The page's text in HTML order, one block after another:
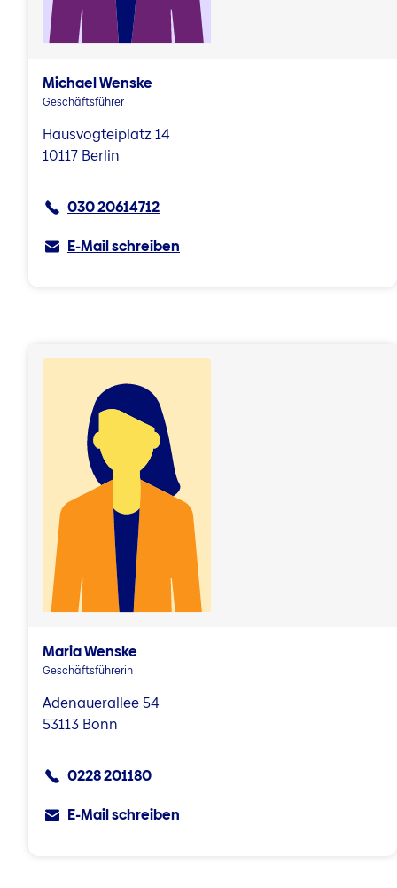
Michael Wenske
Geschäftsführer
Hausvogteiplatz 14
10117 Berlin
030 20614712
E-Mail schreiben
Maria Wenske
Geschäftsführerin
Adenauerallee 54
53113 Bonn
0228 201180
E-Mail schreiben